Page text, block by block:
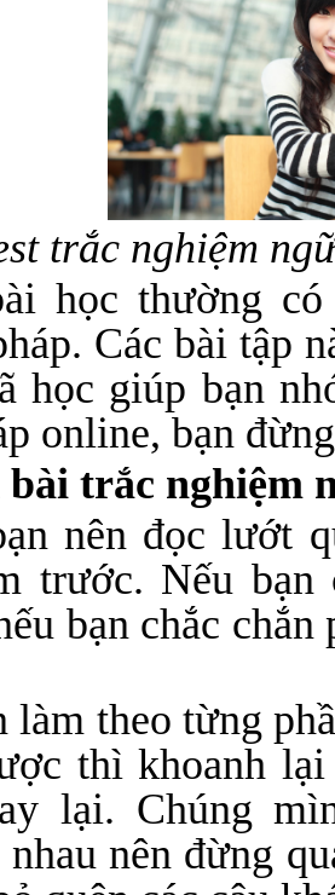
trắc nghiệm
học thường
Các bài tập
học giúp bạn
online, bạn
bài trắc nghiệm
nên đọc lướt
trước. Nếu
bạn chắc
làm theo từng
thì khoanh
lại. Chúng
nên đừng